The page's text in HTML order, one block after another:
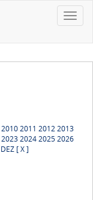
Toggle
20102011 20122013
2023202420252026
DEZ [ X ]